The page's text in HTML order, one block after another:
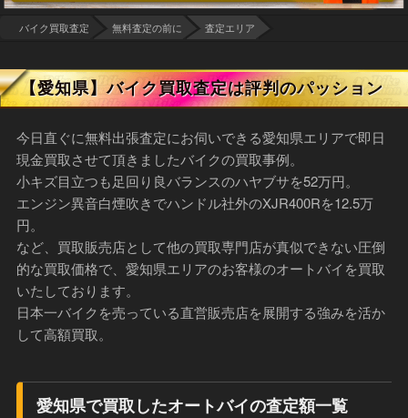
バイク買取査定 無料査定の前に 査定エリア
【愛知県】バイク買取査定は評判のパッション
今日直ぐに無料出張査定にお伺いできる愛知県エリアで即日
現金買取させて頂きましたバイクの買取事例。
小キズ目立つも足回り良バランスのハヤブサを52万円。
エンジン異音白煙吹きでハンドル社外のXJR400Rを12.5万
円。
など、買取販売店として他の買取専門店が真似できない圧倒
的な買取価格で、愛知県エリアのお客様のオートバイを買取
いたしております。
日本一バイクを売っている直営販売店を展開する強みを活か
して高額買取。
愛知県で買取したオートバイの査定額一覧